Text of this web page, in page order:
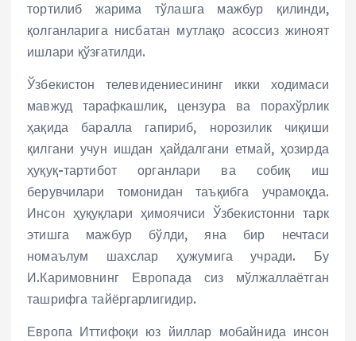
тортилиб жарима тўлашга мажбур қилинди,
қолганларига нисбатан мутлақо асоссиз жиноят
ишлари қўзғатилди.
Ўзбекистон телевидениесининг икки ходимаси
мавжуд тарафкашлик, цензура ва порахўрлик
ҳақида баралла гапириб, норозилик чиқиши
қилгани учун ишдан ҳайдалгани етмай, ҳозирда
ҳуқуқ-тартибот органлари ва собиқ иш
берувчилари томонидан таъқибга учрамоқда.
Инсон ҳуқуқлари ҳимоячиси Ўзбекистонни тарк
этишга мажбур бўлди, яна бир нечтаси
номаълум шахслар ҳужумига учради. Бу
И.Каримовнинг Европада сиз мўлжаллаётган
ташрифга тайёргарлигидир.
Европа Иттифоқи юз йиллар мобайнида инсон